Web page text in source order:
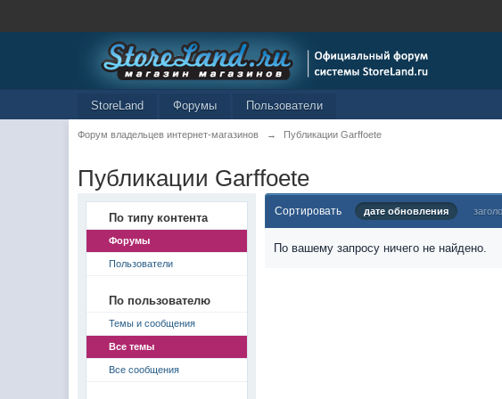
StoreLand Форумы Пользователи
Форум владельцев интернет-магазинов → Публикации Garffoete
Публикации Garffoete
По типу контента
Форумы
Пользователи
По пользователю
Темы и сообщения
Все темы
Все сообщения
Сортировать дате обновления
По вашему запросу ничего не найдено.